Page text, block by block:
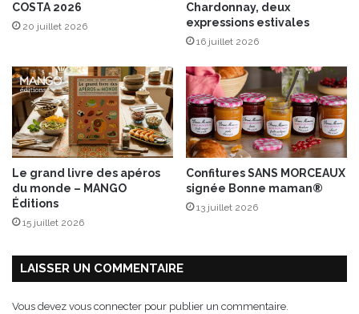
h
a
e
d
e
l
a
o
l
c
t
COSTA 2026
20 juillet 2026
Chardonnay, deux
expressions estivales
16 juillet 2026
Le grand livre des apéros
du monde – MANGO
Éditions
15 juillet 2026
Confitures SANS MORCEAUX
signée Bonne maman®
13 juillet 2026
LAISSER UN COMMENTAIRE
Vous devez vous connecter pour publier un commentaire.